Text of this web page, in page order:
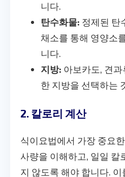
니다.
탄수화물: 정제된 탄
채소를 통해 영양소
니다.
지방: 아보카도, 견
한 지방을 선택하는
2. 칼로리 계산
식이요법에서 가장 중요
사량을 이해하고, 일일 칼
지 않도록 해야 합니다.